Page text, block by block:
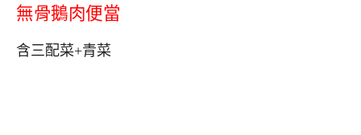
無骨鵝肉便當
含三配菜+青菜